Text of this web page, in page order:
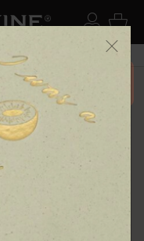
ログ
) カ
料無料 メニ
レクション